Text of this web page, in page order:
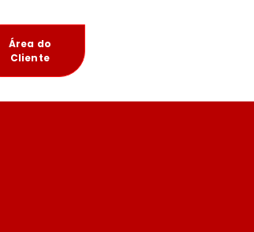
Área do
Cliente